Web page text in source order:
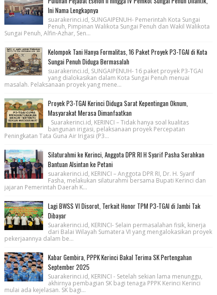
Ini Nama Lengkapnya
suarakerinci.id, SUNGAIPENUH- Pemerintah Kota Sungai
Penuh, Pimpinan Walikota Sungai Penuh dan Wakil Walikota
Sungai Penuh, Alfin-Azhar, Sen...
Kelompok Tani Hanya Formalitas, 16 Paket Proyek P3-TGAI di Kota
Sungai Penuh Diduga Bermasalah
suarakerinci.id, SUNGAIPENUH- 16 paket proyek P3-TGAI
yang dialokasikan dalam Kota Sungai Penuh menuai
masalah. Pelaksanaan proyek yang mene...
Proyek P3-TGAI Kerinci Diduga Sarat Kepentingan Oknum,
Masyarakat Merasa Dimanfaatkan
Suarakerinci.id, KERINCI – Tidak hanya soal kualitas
bangunan irigasi, pelaksanaan proyek Percepatan
Peningkatan Tata Guna Air Irigasi (P3...
Silaturahmi ke Kerinci, Anggota DPR RI H Syarif Pasha Serahkan
Bantuan Alsintan ke Petani
suarakerinci.id, KERINCI – Anggota DPR RI, Dr. H. Syarif
Fasha, melakukan silaturahmi bersama Bupati Kerinci dan
jajaran Pemerintah Daerah K...
Lagi BWSS VI Disorot, Terkait Honor TPM P3-TGAI di Jambi Tak
Dibayar
Suarakerinci.id, KERINCI- Selain permasalahan fisik, kinerja
dari Balai Wilayah Sumatera VI yang mengalokasikan proyek
pekerjaannya dalam be...
Kabar Gembira, PPPK Kerinci Bakal Terima SK Pertengahan
September 2025
Suarakerinci.id, KERINCI - Setelah sekian lama menunggu,
akhirnya pembagian SK bagi tenaga PPPK Kerinci Kerinci
mulai ada kejelasan. SK bagi...